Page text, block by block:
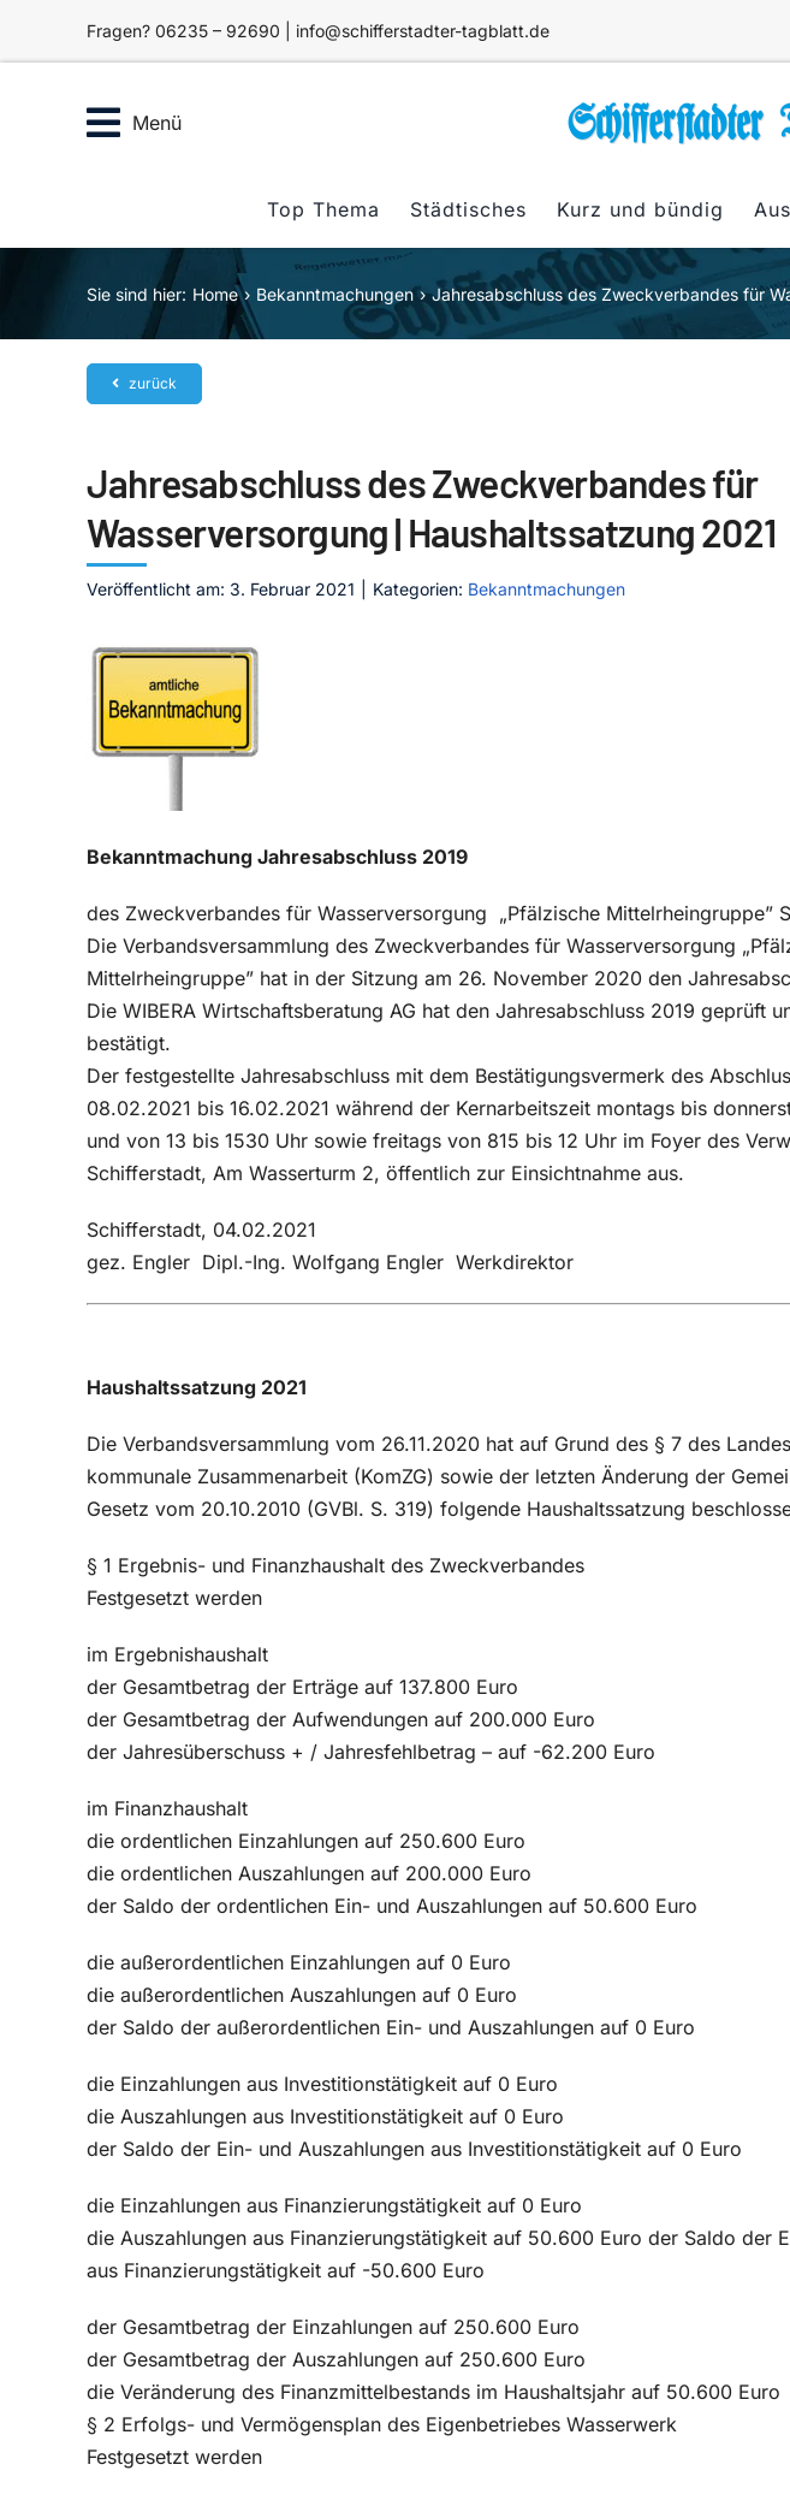
Fragen? 06235 – 92690 | info@schifferstadter-tagblatt.de
Menü
Top Thema Städtisches Kurz und bündig
Sie sind hier: Home Bekanntmachungen Jahresabschluss des Zweckverbandes für
zurück
Jahresabschluss des Zweckverbandes für
Wasserversorgung | Haushaltssatzung 2021
Veröffentlicht am: 3. Februar 2021 Kategorien: Bekanntmachungen
Bekanntmachung Jahresabschluss 2019
des Zweckverbandes für Wasserversorgung „Pfälzische Mittelrheingruppe”
Die Verbandsversammlung des Zweckverbandes für Wasserversorgung
Mittelrheingruppe” hat in der Sitzung am 26. November 2020 den
Die WIBERA Wirtschaftsberatung AG hat den Jahresabschluss 2019 geprüft
bestätigt.
Der festgestellte Jahresabschluss mit dem Bestätigungsvermerk des
08.02.2021 bis 16.02.2021 während der Kernarbeitszeit montags bis
und von 13 bis 1530 Uhr sowie freitags von 815 bis 12 Uhr im Foyer des
Schifferstadt, Am Wasserturm 2, öffentlich zur Einsichtnahme aus.
Schifferstadt, 04.02.2021
gez. Engler Dipl.-Ing. Wolfgang Engler Werkdirektor
Haushaltssatzung 2021
Die Verbandsversammlung vom 26.11.2020 hat auf Grund des § 7 des
kommunale Zusammenarbeit (KomZG) sowie der letzten Änderung der
Gesetz vom 20.10.2010 (GVBl. S. 319) folgende Haushaltssatzung
§ 1 Ergebnis- und Finanzhaushalt des Zweckverbandes
Festgesetzt werden
im Ergebnishaushalt
der Gesamtbetrag der Erträge auf 137.800 Euro
der Gesamtbetrag der Aufwendungen auf 200.000 Euro
der Jahresüberschuss + / Jahresfehlbetrag – auf -62.200 Euro
im Finanzhaushalt
die ordentlichen Einzahlungen auf 250.600 Euro
die ordentlichen Auszahlungen auf 200.000 Euro
der Saldo der ordentlichen Ein- und Auszahlungen auf 50.600 Euro
die außerordentlichen Einzahlungen auf 0 Euro
die außerordentlichen Auszahlungen auf 0 Euro
der Saldo der außerordentlichen Ein- und Auszahlungen auf 0 Euro
die Einzahlungen aus Investitionstätigkeit auf 0 Euro
die Auszahlungen aus Investitionstätigkeit auf 0 Euro
der Saldo der Ein- und Auszahlungen aus Investitionstätigkeit auf 0 Euro
die Einzahlungen aus Finanzierungstätigkeit auf 0 Euro
die Auszahlungen aus Finanzierungstätigkeit auf 50.600 Euro der Saldo der
aus Finanzierungstätigkeit auf -50.600 Euro
der Gesamtbetrag der Einzahlungen auf 250.600 Euro
der Gesamtbetrag der Auszahlungen auf 250.600 Euro
die Veränderung des Finanzmittelbestands im Haushaltsjahr auf 50.600 Euro
§ 2 Erfolgs- und Vermögensplan des Eigenbetriebes Wasserwerk
Festgesetzt werden